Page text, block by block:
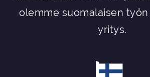
olemme suomalaisen
yritys.